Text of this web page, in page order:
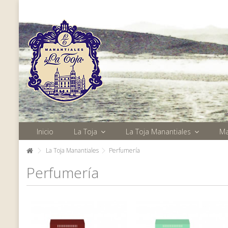
Inicio La Toja La Toja Manantiales
La Toja Manantiales Perfumería
Perfumería